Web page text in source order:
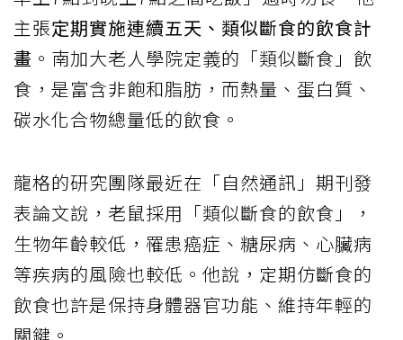
主張定期實施連續五天、類似斷食的飲食計
畫 。南加大老人學院定義的「類似斷食」飲
食，是富含非飽和脂肪，而熱量、蛋白質、
碳水化合物總量低的飲食。
龍格的研究團隊最近在「自然通訊」期刊發
表論文說，老鼠採用「類似斷食的飲食」，
生物年齡較低，罹患癌症、糖尿病、心臟病
等疾病的風險也較低。他說，定期仿斷食的
飲食也許是保持身體器官功能、維持年輕的